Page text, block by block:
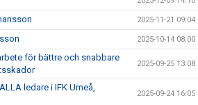
2025-11-21 09:04
2025-10-14 08:00
för bättre och snabbare
2025-09-25 13:08
ledare i IFK Umeå,
2025-09-24 16:05